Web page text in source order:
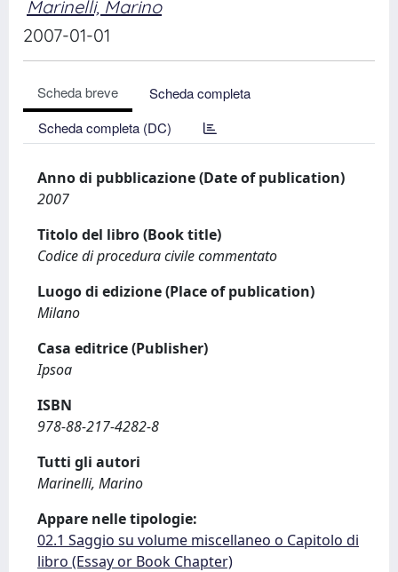
Marinelli, Marino
2007-01-01
Scheda breve
Scheda completa
Scheda completa (DC)
Anno di pubblicazione (Date of publication)
2007
Titolo del libro (Book title)
Codice di procedura civile commentato
Luogo di edizione (Place of publication)
Milano
Casa editrice (Publisher)
Ipsoa
ISBN
978-88-217-4282-8
Tutti gli autori
Marinelli, Marino
Appare nelle tipologie:
02.1 Saggio su volume miscellaneo o Capitolo di
libro (Essay or Book Chapter)